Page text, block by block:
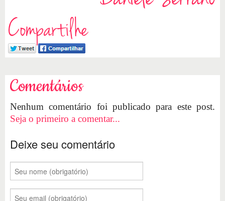
Compartilhe
Comentários
Nenhum comentário foi publicado para este post.
Seja o primeiro a comentar...
Deixe seu comentário